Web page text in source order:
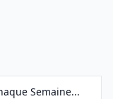
Semaine...